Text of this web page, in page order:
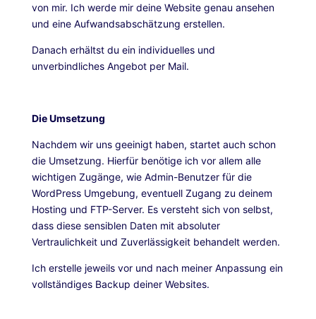
von mir. Ich werde mir deine Website genau ansehen
und eine Aufwandsabschätzung erstellen.
Danach erhältst du ein individuelles und
unverbindliches Angebot per Mail.
Die Umsetzung
Nachdem wir uns geeinigt haben, startet auch schon
die Umsetzung. Hierfür benötige ich vor allem alle
wichtigen Zugänge, wie Admin-Benutzer für die
WordPress Umgebung, eventuell Zugang zu deinem
Hosting und FTP-Server. Es versteht sich von selbst,
dass diese sensiblen Daten mit absoluter
Vertraulichkeit und Zuverlässigkeit behandelt werden.
Ich erstelle jeweils vor und nach meiner Anpassung ein
vollständiges Backup deiner Websites.